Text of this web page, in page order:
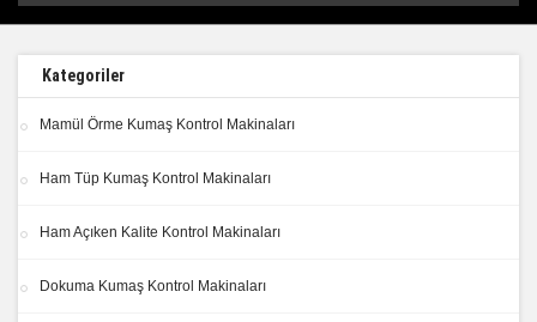
Kategoriler
Mamül Örme Kumaş Kontrol Makinaları
Ham Tüp Kumaş Kontrol Makinaları
Ham Açıken Kalite Kontrol Makinaları
Dokuma Kumaş Kontrol Makinaları